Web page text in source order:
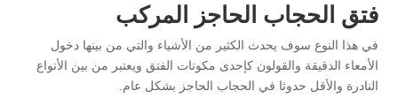
فتق الحجاب الحاجز المركب
في هذا النوع سوف يحدث الكثير من الأشياء والتي من بينها دخول
الأمعاء الدقيقة والقولون كإحدى مكونات الفتق ويعتبر من بين الأنواع
النادرة والأقل حدوثا في الحجاب الحاجز بشكل عام.